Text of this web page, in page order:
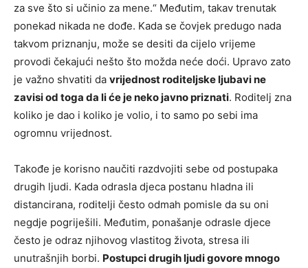
za sve što si učinio za mene.“ Međutim, takav trenutak
ponekad nikada ne dođe. Kada se čovjek predugo nada
takvom priznanju, može se desiti da cijelo vrijeme
provodi čekajući nešto što možda neće doći. Upravo zato
je važno shvatiti da vrijednost roditeljske ljubavi ne
zavisi od toga da li će je neko javno priznati. Roditelj zna
koliko je dao i koliko je volio, i to samo po sebi ima
ogromnu vrijednost.
Takođe je korisno naučiti razdvojiti sebe od postupaka
drugih ljudi. Kada odrasla djeca postanu hladna ili
distancirana, roditelji često odmah pomisle da su oni
negdje pogriješili. Međutim, ponašanje odrasle djece
često je odraz njihovog vlastitog života, stresa ili
unutrašnjih borbi. Postupci drugih ljudi govore mnogo